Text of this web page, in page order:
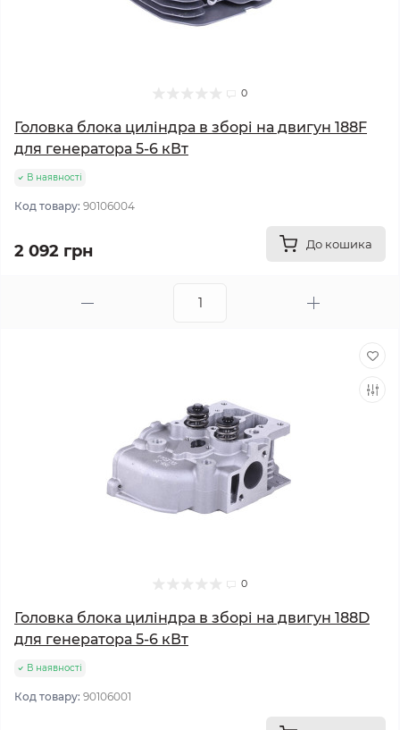
0
Головка блока циліндра в зборі на двигун 188F
для генератора 5-6 кВт
В наявності
Код товару: 90106004
2 092 грн До кошика
0
Головка блока циліндра в зборі на двигун 188D
для генератора 5-6 кВт
В наявності
Код товару: 90106001